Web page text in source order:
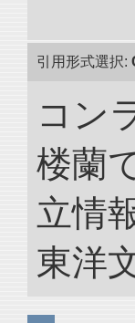
引用形式選択:
コン
楼蘭
立情
東洋